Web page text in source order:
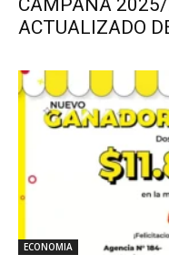
CAMPAÑA 2025/
ACTUALIZADO
ECONOMIA